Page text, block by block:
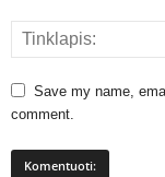
Save my name,
comment.